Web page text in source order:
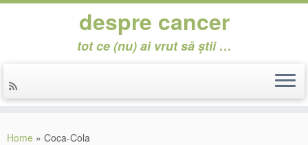
despre cancer
tot ce (nu) ai vrut să știi …
Home » Coca-Cola